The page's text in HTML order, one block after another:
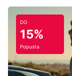
DO
15%
Popusta